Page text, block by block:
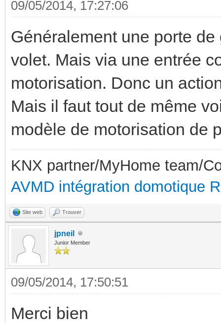
09/05/2014, 17:27:06
Généralement une porte
volet. Mais via une entrée
motorisation. Donc un
Mais il faut tout de même
modèle de motorisation de
KNX partner/MyHome team/
AVMD intégration domotique
Site web Trouver
jpneil
Junior Member
09/05/2014, 17:50:51
Merci bien